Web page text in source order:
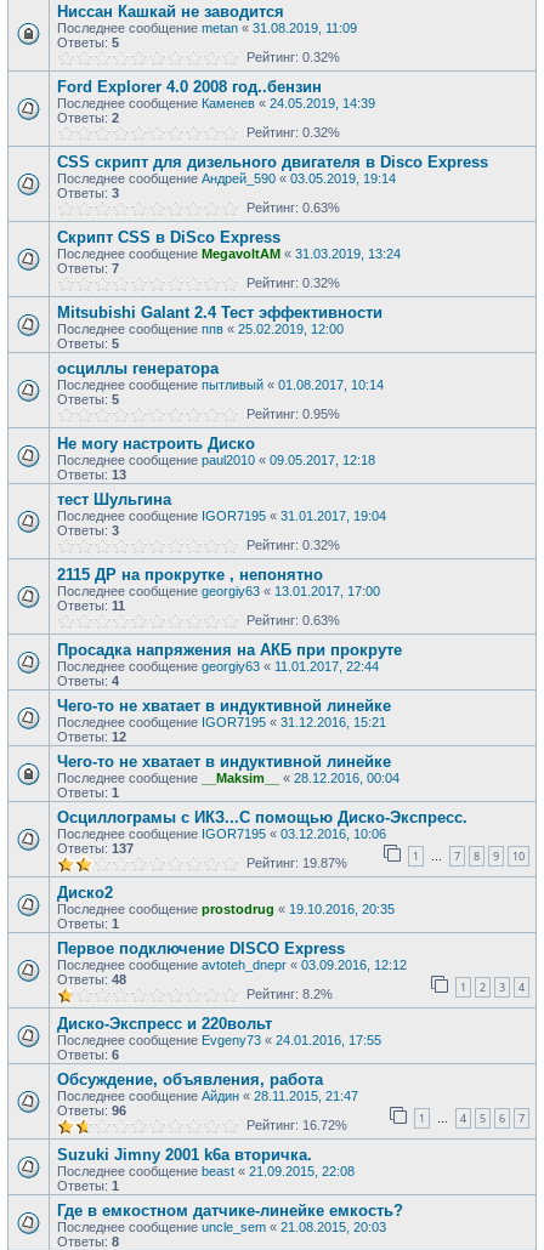
Ниссан Кашкай не заводится
Последнее сообщение metan « 31.08.2019, 11:09
Ответы: 5
Рейтинг: 0.32%
Ford Explorer 4.0 2008 год..бензин
Последнее сообщение Каменев « 24.05.2019, 14:39
Ответы: 2
Рейтинг: 0.32%
CSS скрипт для дизельного двигателя в Disco Express
Последнее сообщение Андрей_590 « 03.05.2019, 19:14
Ответы: 3
Рейтинг: 0.63%
Скрипт CSS в DiSco Express
Последнее сообщение MegavoltAM « 31.03.2019, 13:24
Ответы: 7
Рейтинг: 0.32%
Mitsubishi Galant 2.4 Тест эффективности
Последнее сообщение ппв « 25.02.2019, 12:00
Ответы: 5
осциллы генератора
Последнее сообщение пытливый « 01.08.2017, 10:14
Ответы: 5
Рейтинг: 0.95%
Не могу настроить Диско
Последнее сообщение paul2010 « 09.05.2017, 12:18
Ответы: 13
тест Шульгина
Последнее сообщение IGOR7195 « 31.01.2017, 19:04
Ответы: 3
Рейтинг: 0.32%
2115 ДР на прокрутке , непонятно
Последнее сообщение georgiy63 « 13.01.2017, 17:00
Ответы: 11
Рейтинг: 0.63%
Просадка напряжения на АКБ при прокруте
Последнее сообщение georgiy63 « 11.01.2017, 22:44
Ответы: 4
Чего-то не хватает в индуктивной линейке
Последнее сообщение IGOR7195 « 31.12.2016, 15:21
Ответы: 12
Чего-то не хватает в индуктивной линейке
Последнее сообщение __Maksim__ « 28.12.2016, 00:04
Ответы: 1
Осциллограмы с ИКЗ...С помощью Диско-Экспресс.
Последнее сообщение IGOR7195 « 03.12.2016, 10:06
Ответы: 137 1 … 7 8 9 10
Рейтинг: 19.87%
Диско2
Последнее сообщение prostodrug « 19.10.2016, 20:35
Ответы: 1
Первое подключение DISCO Express
Последнее сообщение avtoteh_dnepr « 03.09.2016, 12:12
Ответы: 48 1 2 3 4
Рейтинг: 8.2%
Диско-Экспресс и 220вольт
Последнее сообщение Evgeny73 « 24.01.2016, 17:55
Ответы: 6
Обсуждение, объявления, работа
Последнее сообщение Айдин « 28.11.2015, 21:47
Ответы: 96 1 … 4 5 6 7
Рейтинг: 16.72%
Suzuki Jimny 2001 k6a вторичка.
Последнее сообщение beast « 21.09.2015, 22:08
Ответы: 1
Где в емкостном датчике-линейке емкость?
Последнее сообщение uncle_sem « 21.08.2015, 20:03
Ответы: 8